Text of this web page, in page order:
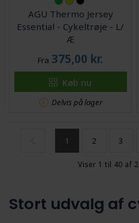
AGU Thermo Jersey
Essential - Cykeltrøje - L/
Æ
Fra 375,00 kr.
Køb nu
Delvis på lager
1 2 3
Viser 1 til 40 af
Stort udvalg af